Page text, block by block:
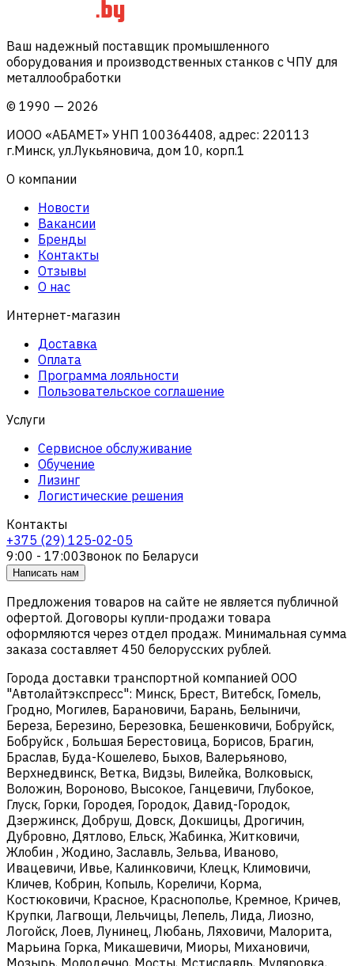
Ваш надежный поставщик промышленного
оборудования и производственных станков с ЧПУ для
металлообработки
© 1990 — 2026
ИООО «АБАМЕТ» УНП 100364408, адрес: 220113
г.Минск, ул.Лукьяновича, дом 10, корп.1
О компании
Новости
Вакансии
Бренды
Контакты
Отзывы
О нас
Интернет-магазин
Доставка
Оплата
Программа лояльности
Пользовательское соглашение
Услуги
Сервисное обслуживание
Обучение
Лизинг
Логистические решения
Контакты
+375 (29) 125-02-05
9:00 - 17:00Звонок по Беларуси
Написать нам
Предложения товаров на сайте не является публичной
офертой. Договоры купли-продажи товара
оформляются через отдел продаж. Минимальная сумма
заказа составляет 450 белорусских рублей.
Города доставки транспортной компанией ООО
"Автолайтэкспресс": Минск, Брест, Витебск, Гомель,
Гродно, Могилев, Барановичи, Барань, Белыничи,
Береза, Березино, Березовка, Бешенковичи, Бобруйск,
Бобруйск , Большая Берестовица, Борисов, Брагин,
Браслав, Буда-Кошелево, Быхов, Валерьяново,
Верхнедвинск, Ветка, Видзы, Вилейка, Волковыск,
Воложин, Вороново, Высокое, Ганцевичи, Глубокое,
Глуск, Горки, Городея, Городок, Давид-Городок,
Дзержинск, Добруш, Довск, Докшицы, Дрогичин,
Дубровно, Дятлово, Ельск, Жабинка, Житковичи,
Жлобин , Жодино, Заславль, Зельва, Иваново,
Ивацевичи, Ивье, Калинковичи, Клецк, Климовичи,
Кличев, Кобрин, Копыль, Кореличи, Корма,
Костюковичи, Красное, Краснополье, Кремное, Кричев,
Крупки, Лагвощи, Лельчицы, Лепель, Лида, Лиозно,
Логойск, Лоев, Лунинец, Любань, Ляховичи, Малорита,
Марьина Горка, Микашевичи, Миоры, Михановичи,
Мозырь, Молодечно, Мосты, Мстиславль, Муляровка,